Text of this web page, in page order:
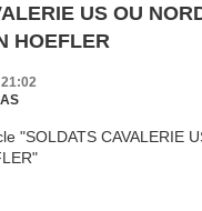
US OU
HOEFLER